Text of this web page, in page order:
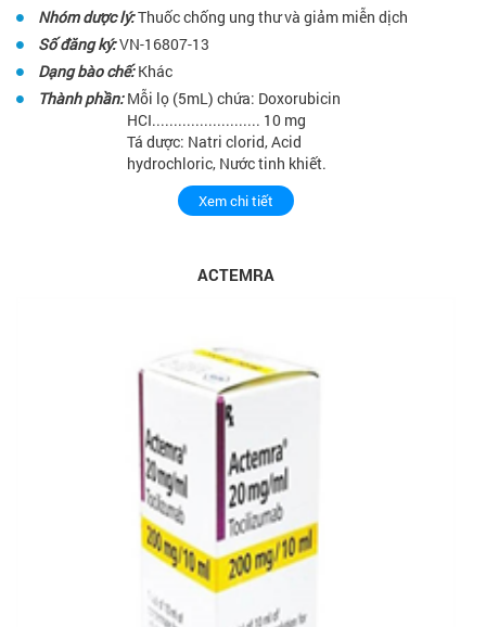
Nhóm dược lý:Thuốc chống ung thư và giảm miễn dịch
Số đăng ký:VN-16807-13
Dạng bào chế:Khác
Thành phần: Mỗi lọ (5mL) chứa: Doxorubicin
HCI......................... 10 mg
Tá dược: Natri clorid, Acid
hydrochloric, Nước tinh khiết.
Xem chi tiết
ACTEMRA